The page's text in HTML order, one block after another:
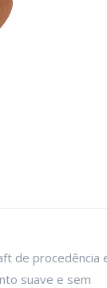
de procedência
suave e sem